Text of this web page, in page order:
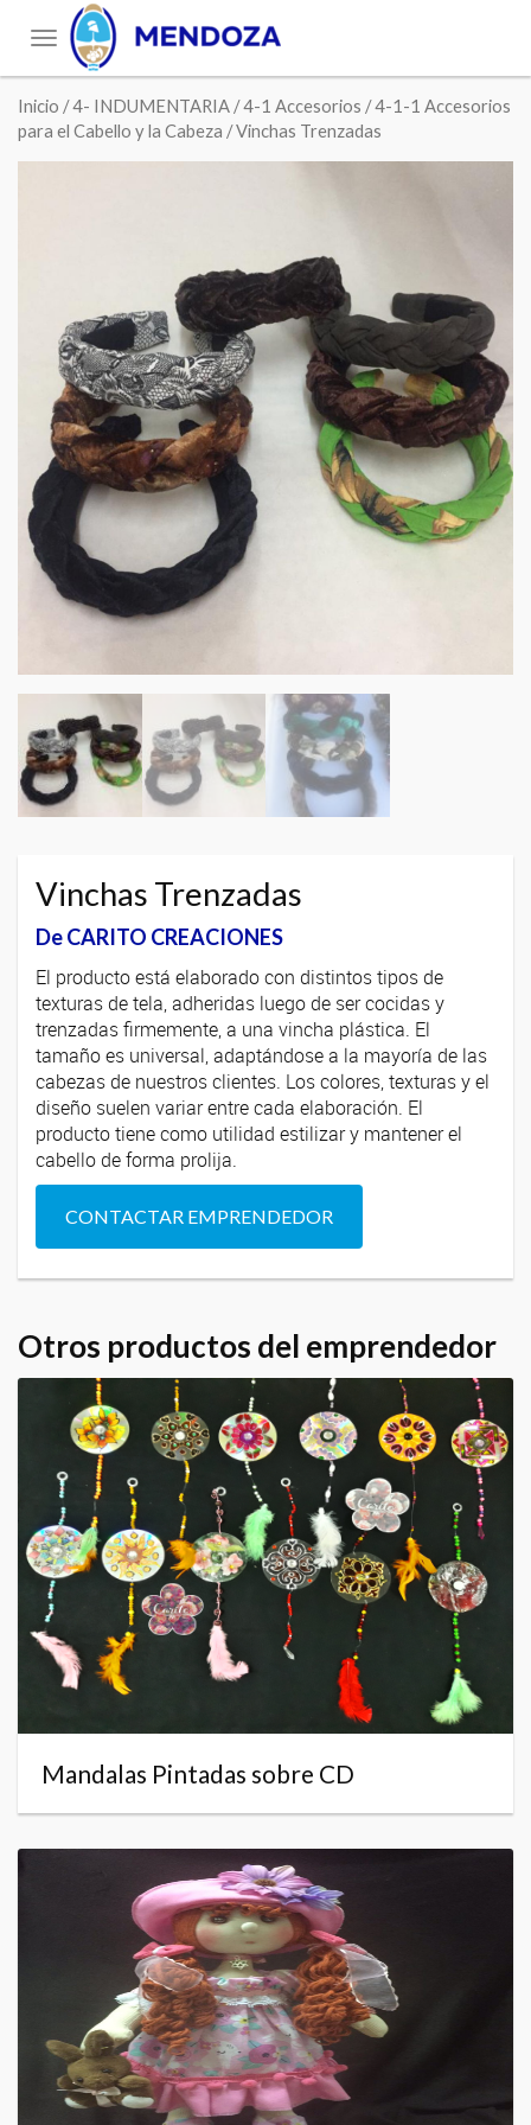
Toggle
navigation
Inicio /4- INDUMENTARIA /4-1 Accesorios /4-1-1 Accesorios
para el Cabello y la Cabeza / Vinchas Trenzadas
Vinchas Trenzadas
De CARITO CREACIONES
El producto está elaborado con distintos tipos de
texturas de tela, adheridas luego de ser cocidas y
trenzadas firmemente, a una vincha plástica. El
tamaño es universal, adaptándose a la mayoría de las
cabezas de nuestros clientes. Los colores, texturas y el
diseño suelen variar entre cada elaboración. El
producto tiene como utilidad estilizar y mantener el
cabello de forma prolija.
CONTACTAR EMPRENDEDOR
Otros productos del emprendedor
Mandalas Pintadas sobre CD